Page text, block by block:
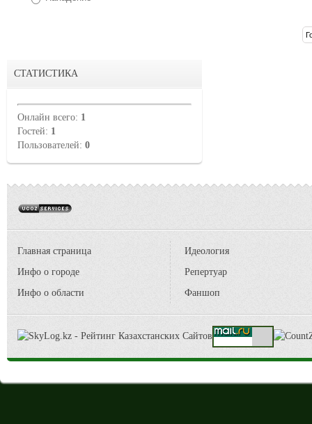
СТАТИСТИКА
Онлайн всего: 1
Гостей: 1
Пользователей: 0
Главная страница
Инфо о городе
Инфо о области
Идеология
Репертуар
Фаншоп